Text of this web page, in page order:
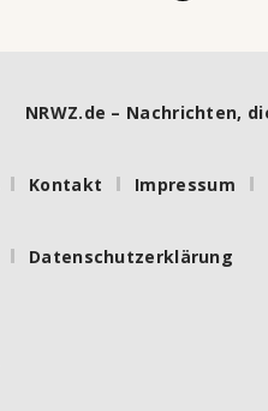
NRWZ.de – Nachrichten,
Kontakt Impressum
Datenschutzerklärung